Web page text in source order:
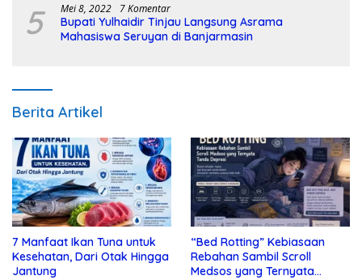
5 Mei 8, 2022 7 Komentar
Bupati Yulhaidir Tinjau Langsung Asrama
Mahasiswa Seruyan di Banjarmasin
Berita Artikel
7 Manfaat Ikan Tuna untuk
Kesehatan, Dari Otak Hingga
Jantung
“Bed Rotting” Kebiasaan
Rebahan Sambil Scroll
Medsos yang Ternyata